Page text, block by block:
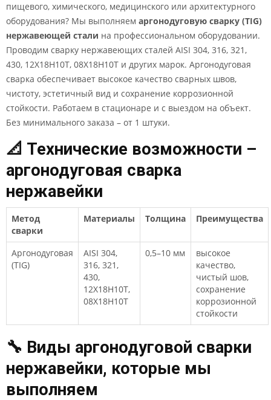
пищевого, химического, медицинского или архитектурного
оборудования? Мы выполняем аргонодуговую сварку (TIG)
нержавеющей стали на профессиональном оборудовании.
Проводим сварку нержавеющих сталей AISI 304, 316, 321,
430, 12Х18Н10Т, 08Х18Н10Т и других марок. Аргонодуговая
сварка обеспечивает высокое качество сварных швов,
чистоту, эстетичный вид и сохранение коррозионной
стойкости. Работаем в стационаре и с выездом на объект.
Без минимального заказа – от 1 штуки.
📐 Технические возможности –
аргонодуговая сварка
нержавейки
Метод
сварки
Материалы Толщина Преимущества
Аргонодуговая
(TIG)
AISI 304,
316, 321,
430,
12Х18Н10Т,
08Х18Н10Т
0,5–10 мм
высокое
качество,
чистый шов,
сохранение
коррозионной
стойкости
🔧 Виды аргонодуговой сварки
нержавейки, которые мы
выполняем